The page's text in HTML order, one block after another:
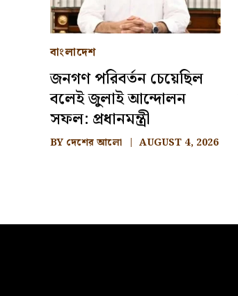
বাংলাদেশ
জনগণ পরিবর্তন চেয়েছিল
বলেই জুলাই আন্দোলন
সফল: প্রধানমন্ত্রী
BY দেশের আলো AUGUST 4, 2026